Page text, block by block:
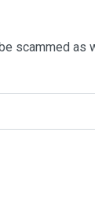
scammed as